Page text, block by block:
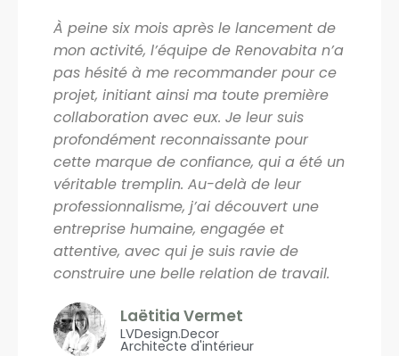
À peine six mois après le lancement de
mon activité, l’équipe de Renovabita n’a
pas hésité à me recommander pour ce
projet, initiant ainsi ma toute première
collaboration avec eux. Je leur suis
profondément reconnaissante pour
cette marque de confiance, qui a été un
véritable tremplin. Au-delà de leur
professionnalisme, j’ai découvert une
entreprise humaine, engagée et
attentive, avec qui je suis ravie de
construire une belle relation de travail.
Laëtitia Vermet
LVDesign.Decor
Architecte d'intérieur